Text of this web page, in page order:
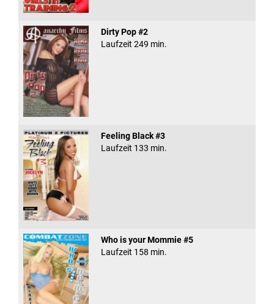
Dirty Pop #2
Laufzeit 249 min.
Feeling Black #3
Laufzeit 133 min.
Who is your Mommie #5
Laufzeit 158 min.